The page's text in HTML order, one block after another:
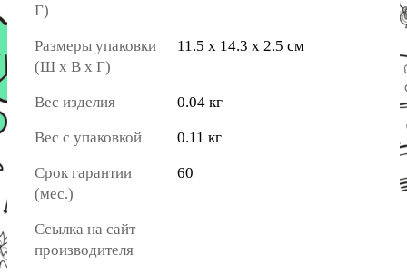
Г)
Размеры упаковки
(Ш х В х Г)
11.5 x 14.3 x 2.5 см
Вес изделия 0.04 кг
Вес с упаковкой 0.11 кг
Срок гарантии
(мес.)
60
Ссылка на сайт
производителя